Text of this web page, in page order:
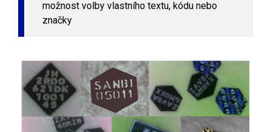
možnost volby vlastního textu, kódu nebo
značky